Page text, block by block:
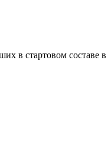
получайте классные
в стартовом составе в